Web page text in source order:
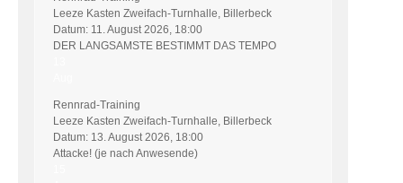
Leeze Kasten Zweifach-Turnhalle, Billerbeck
Datum: 11. August 2026, 18:00
DER LANGSAMSTE BESTIMMT DAS TEMPO
Rennrad-Training
Leeze Kasten Zweifach-Turnhalle, Billerbeck
Datum: 13. August 2026, 18:00
Attacke! (je nach Anwesende)